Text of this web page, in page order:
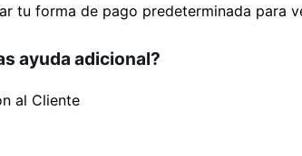
tu forma de pago predeterminada para
ayuda adicional?
al Cliente